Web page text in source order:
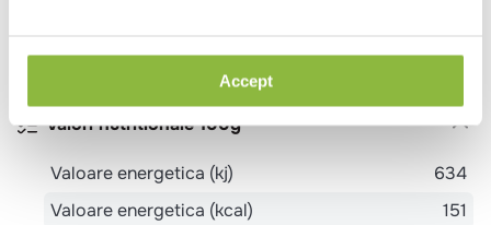
Accept
Valori nutritionale 100g
Valoare energetica (kj)
634
Valoare energetica (kcal)
151